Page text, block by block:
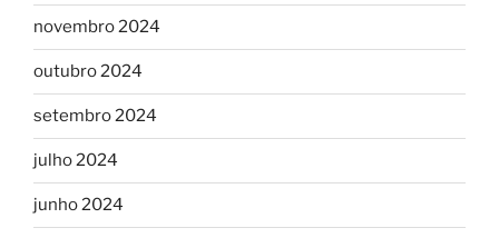
novembro 2024
outubro 2024
setembro 2024
julho 2024
junho 2024